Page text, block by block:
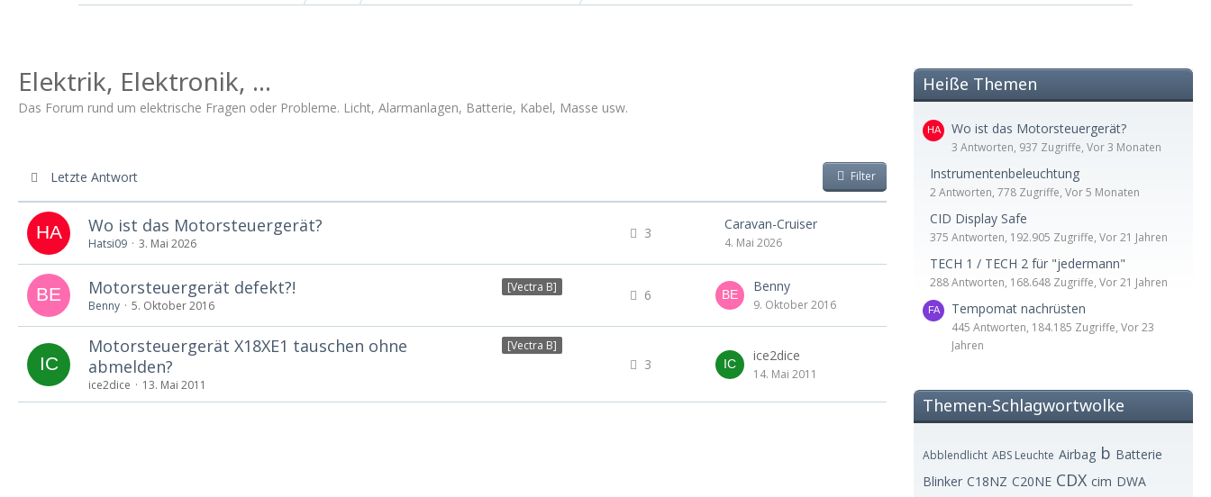
Elektrik, Elektronik, ...
Das Forum rund um elektrische Fragen oder Probleme. Licht, Alarmanlagen, Batterie, Kabel, Masse usw.
Letzte Antwort Filter
Wo ist das Motorsteuergerät?
Hatsi09 3. Mai 2026
3
Caravan-Cruiser
4. Mai 2026
[Vectra B]
Motorsteuergerät defekt?!
Benny 5. Oktober 2016
6
Benny
9. Oktober 2016
[Vectra B]
Motorsteuergerät X18XE1 tauschen ohne
abmelden?
ice2dice 13. Mai 2011
3
ice2dice
14. Mai 2011
Heiße Themen
Wo ist das Motorsteuergerät?
3 Antworten, 937 Zugriffe, Vor 3 Monaten
Instrumentenbeleuchtung
2 Antworten, 778 Zugriffe, Vor 5 Monaten
CID Display Safe
375 Antworten, 192.905 Zugriffe, Vor 21 Jahren
TECH 1 / TECH 2 für "jedermann"
288 Antworten, 168.648 Zugriffe, Vor 21 Jahren
Tempomat nachrüsten
445 Antworten, 184.185 Zugriffe, Vor 23
Jahren
Themen-Schlagwortwolke
Abblendlicht ABS Leuchte Airbag b Batterie
Blinker C18NZ C20NE CDX cim DWA